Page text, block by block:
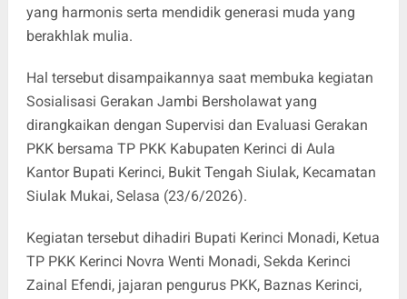
yang harmonis serta mendidik generasi muda yang
berakhlak mulia.
Hal tersebut disampaikannya saat membuka kegiatan
Sosialisasi Gerakan Jambi Bersholawat yang
dirangkaikan dengan Supervisi dan Evaluasi Gerakan
PKK bersama TP PKK Kabupaten Kerinci di Aula
Kantor Bupati Kerinci, Bukit Tengah Siulak, Kecamatan
Siulak Mukai, Selasa (23/6/2026).
Kegiatan tersebut dihadiri Bupati Kerinci Monadi, Ketua
TP PKK Kerinci Novra Wenti Monadi, Sekda Kerinci
Zainal Efendi, jajaran pengurus PKK, Baznas Kerinci,